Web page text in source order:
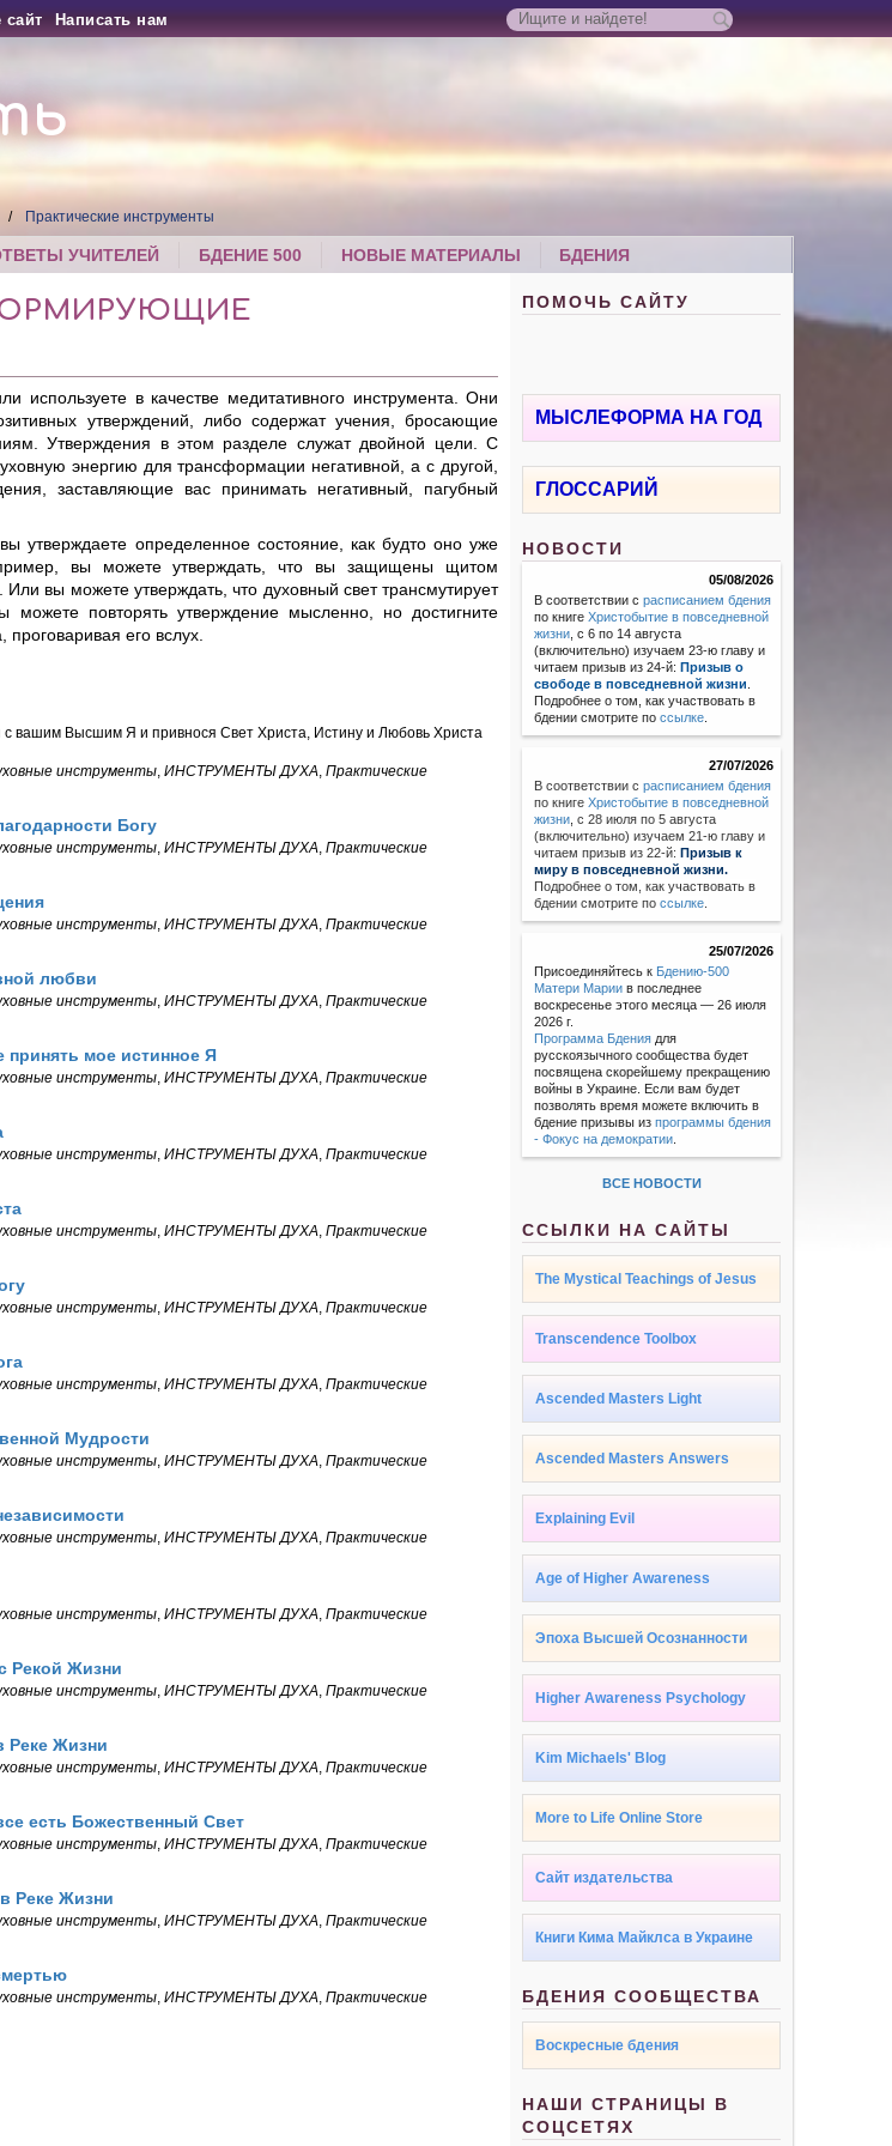
сайт Написать нам
Практические инструменты
УЧИТЕЛЕЙ БДЕНИЕ 500 НОВЫЕ МАТЕРИАЛЫ БДЕНИЯ
используете в качестве медитативного инструмента. Они
утверждений, либо содержат учения, бросающие
Утверждения в этом разделе служат двойной цели. С
энергию для трансформации негативной, а с другой,
заставляющие вас принимать негативный, пагубный
утверждаете определенное состояние, как будто оно уже
вы можете утверждать, что вы защищены щитом
Или вы можете утверждать, что духовный свет трансмутирует
повторять утверждение мысленно, но достигните
его вслух.
с вашим Высшим Я и привнося Свет Христа, Истину и Любовь Христа
инструменты, ИНСТРУМЕНТЫ ДУХА, Практические
Богу
инструменты, ИНСТРУМЕНТЫ ДУХА, Практические
инструменты, ИНСТРУМЕНТЫ ДУХА, Практические
любви
инструменты, ИНСТРУМЕНТЫ ДУХА, Практические
мое истинное Я
инструменты, ИНСТРУМЕНТЫ ДУХА, Практические
инструменты, ИНСТРУМЕНТЫ ДУХА, Практические
инструменты, ИНСТРУМЕНТЫ ДУХА, Практические
инструменты, ИНСТРУМЕНТЫ ДУХА, Практические
инструменты, ИНСТРУМЕНТЫ ДУХА, Практические
Мудрости
инструменты, ИНСТРУМЕНТЫ ДУХА, Практические
инструменты, ИНСТРУМЕНТЫ ДУХА, Практические
инструменты, ИНСТРУМЕНТЫ ДУХА, Практические
Рекой Жизни
инструменты, ИНСТРУМЕНТЫ ДУХА, Практические
Жизни
инструменты, ИНСТРУМЕНТЫ ДУХА, Практические
есть Божественный Свет
инструменты, ИНСТРУМЕНТЫ ДУХА, Практические
Реке Жизни
инструменты, ИНСТРУМЕНТЫ ДУХА, Практические
инструменты, ИНСТРУМЕНТЫ ДУХА, Практические
ПОМОЧЬ САЙТУ
МЫСЛЕФОРМА НА ГОД
ГЛОССАРИЙ
НОВОСТИ
05/08/2026
В соответствии срасписанием бдения
по книгеХристобытие в повседневной
жизни , с 6 по 14 августа
(включительно) изучаем 23-ю главу и
читаем призыв из 24-й: Призыв о
свободе в повседневной жизни
Подробнее о том, как участвовать в
бдении смотрите поссылке
27/07/2026
В соответствии с расписанием бдения
по книгеХристобытие в повседневной
жизни с 28 июля по 5 августа
(включительно) изучаем 21-ю главу и
читаем призыв из 22-й: Призыв к
миру в повседневной жизни.
Подробнее о том, как участвовать в
бдении смотрите поссылке
25/07/2026
Присоединяйтесь к Бдению-500
Матери Марии в последнее
воскресенье этого месяца — 26 июля
2026 г.
Программа Бдения для
русскоязычного сообщества будет
посвящена скорейшему прекращению
войны в Украине. Если вам будет
позволять время можете включить в
бдение призывы изпрограммы бдения
- Фокус на демократии
ВСЕ НОВОСТИ
ССЫЛКИ НА САЙТЫ
The Mystical Teachings of Jesus
Transcendence Toolbox
Ascended Masters Light
Ascended Masters Answers
Explaining Evil
Age of Higher Awareness
Эпоха Высшей Осознанности
Higher Awareness Psychology
Kim Michaels' Blog
More to Life Online Store
Сайт издательства
Книги Кима Майклса в Украине
БДЕНИЯ СООБЩЕСТВА
Воскресные бдения
НАШИ СТРАНИЦЫ В
СОЦСЕТЯХ